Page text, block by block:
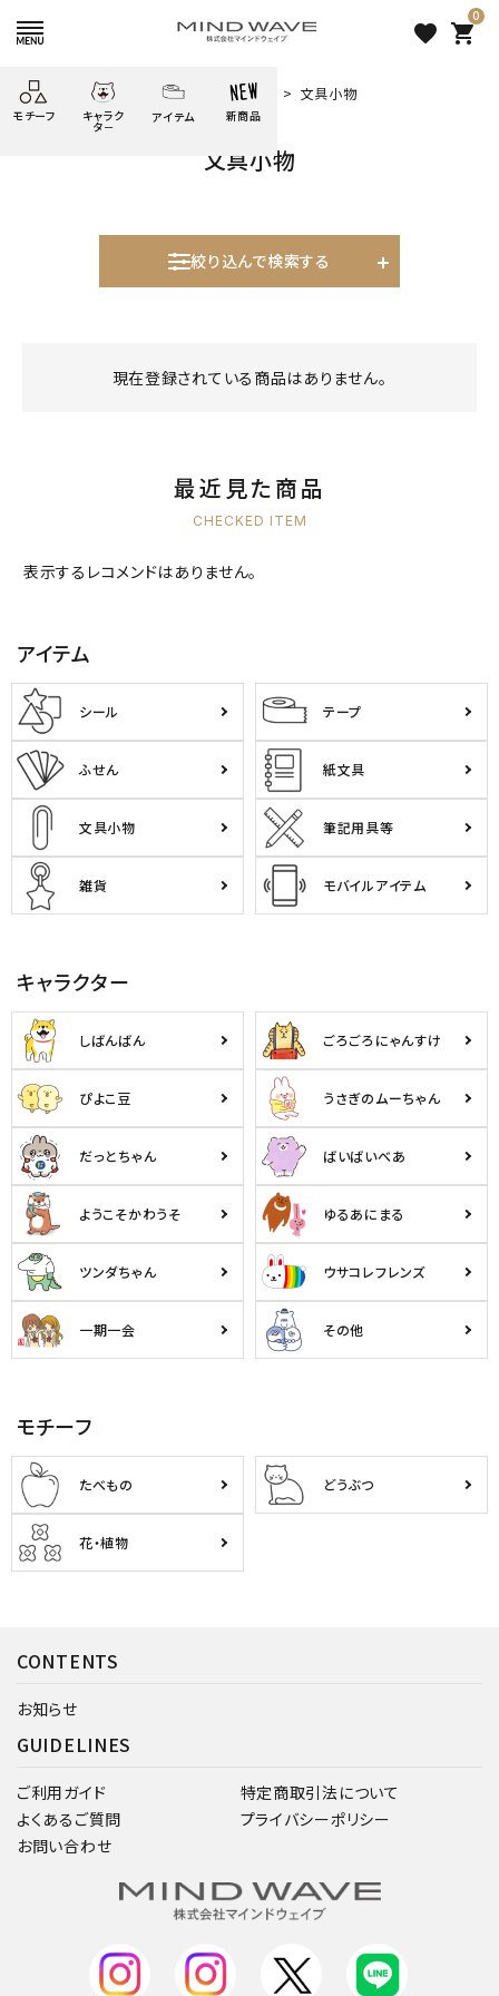
favorite
0
shopping_cart
モチーフ キャラク
タ－
ごろごろ
うさぎの
ムーちゃん
かわうそ
一期一会 その他
アイテム
アイテム
新商品
INFORMATION
お知らせ
ご利用ガイド
よくあるご質問
プライバシーポリシー
特定商取引法について
ACCOUNT MENU
ようこそ ゲスト 様
meeting_room ログイン person 会員登録
公式 デコ部 公式 公式
HOME すべての商品 ばいばいべあ 文具小物
文具小物
絞り込んで検索する
現在登録されている商品はありません。
最近見た商品
CHECKED ITEM
表示するレコメンドはありません。
アイテム
シール テープ
ふせん 紙文具
文具小物 筆記用具等
雑貨 モバイルアイテム
キャラクター
しばんばん ごろごろにゃんすけ
ぴよこ豆 うさぎのムーちゃん
だっとちゃん ばいばいべあ
ようこそかわうそ ゆるあにまる
ツンダちゃん ウサコレフレンズ
一期一会 その他
モチーフ
たべもの どうぶつ
花・植物
CONTENTS
お知らせ
GUIDELINES
ご利用ガイド
よくあるご質問
お問い合わせ
特定商取引法について
プライバシーポリシー